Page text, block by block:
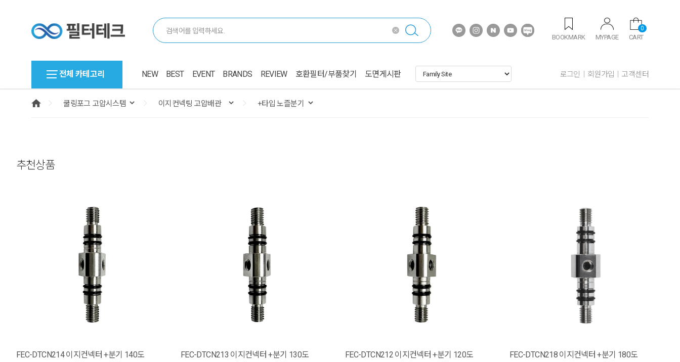
BOOKMARK MYPAGE CART
0
전체 카테고리 NEW BEST EVENT BRANDS REVIEW 호환필터/부품찾기 도면게시판 로그인 회원가입 고객센터
추천상품
FEC-DTCN214 이지컨넥터 +분기 140도
FEC-DTCN213 이지컨넥터 +분기 130도
FEC-DTCN212 이지컨넥터 +분기 120도
FEC-DTCN218 이지컨넥터 +분기 180도